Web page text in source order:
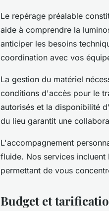
Le repérage préalable
aide à comprendre la
anticiper les besoins
coordination avec vos
La gestion du matériel
conditions d'accès pour le
autorisés et la disponibilité
du lieu garantit une
L'accompagnement
fluide. Nos services incluent
permettant de vous
Budget et